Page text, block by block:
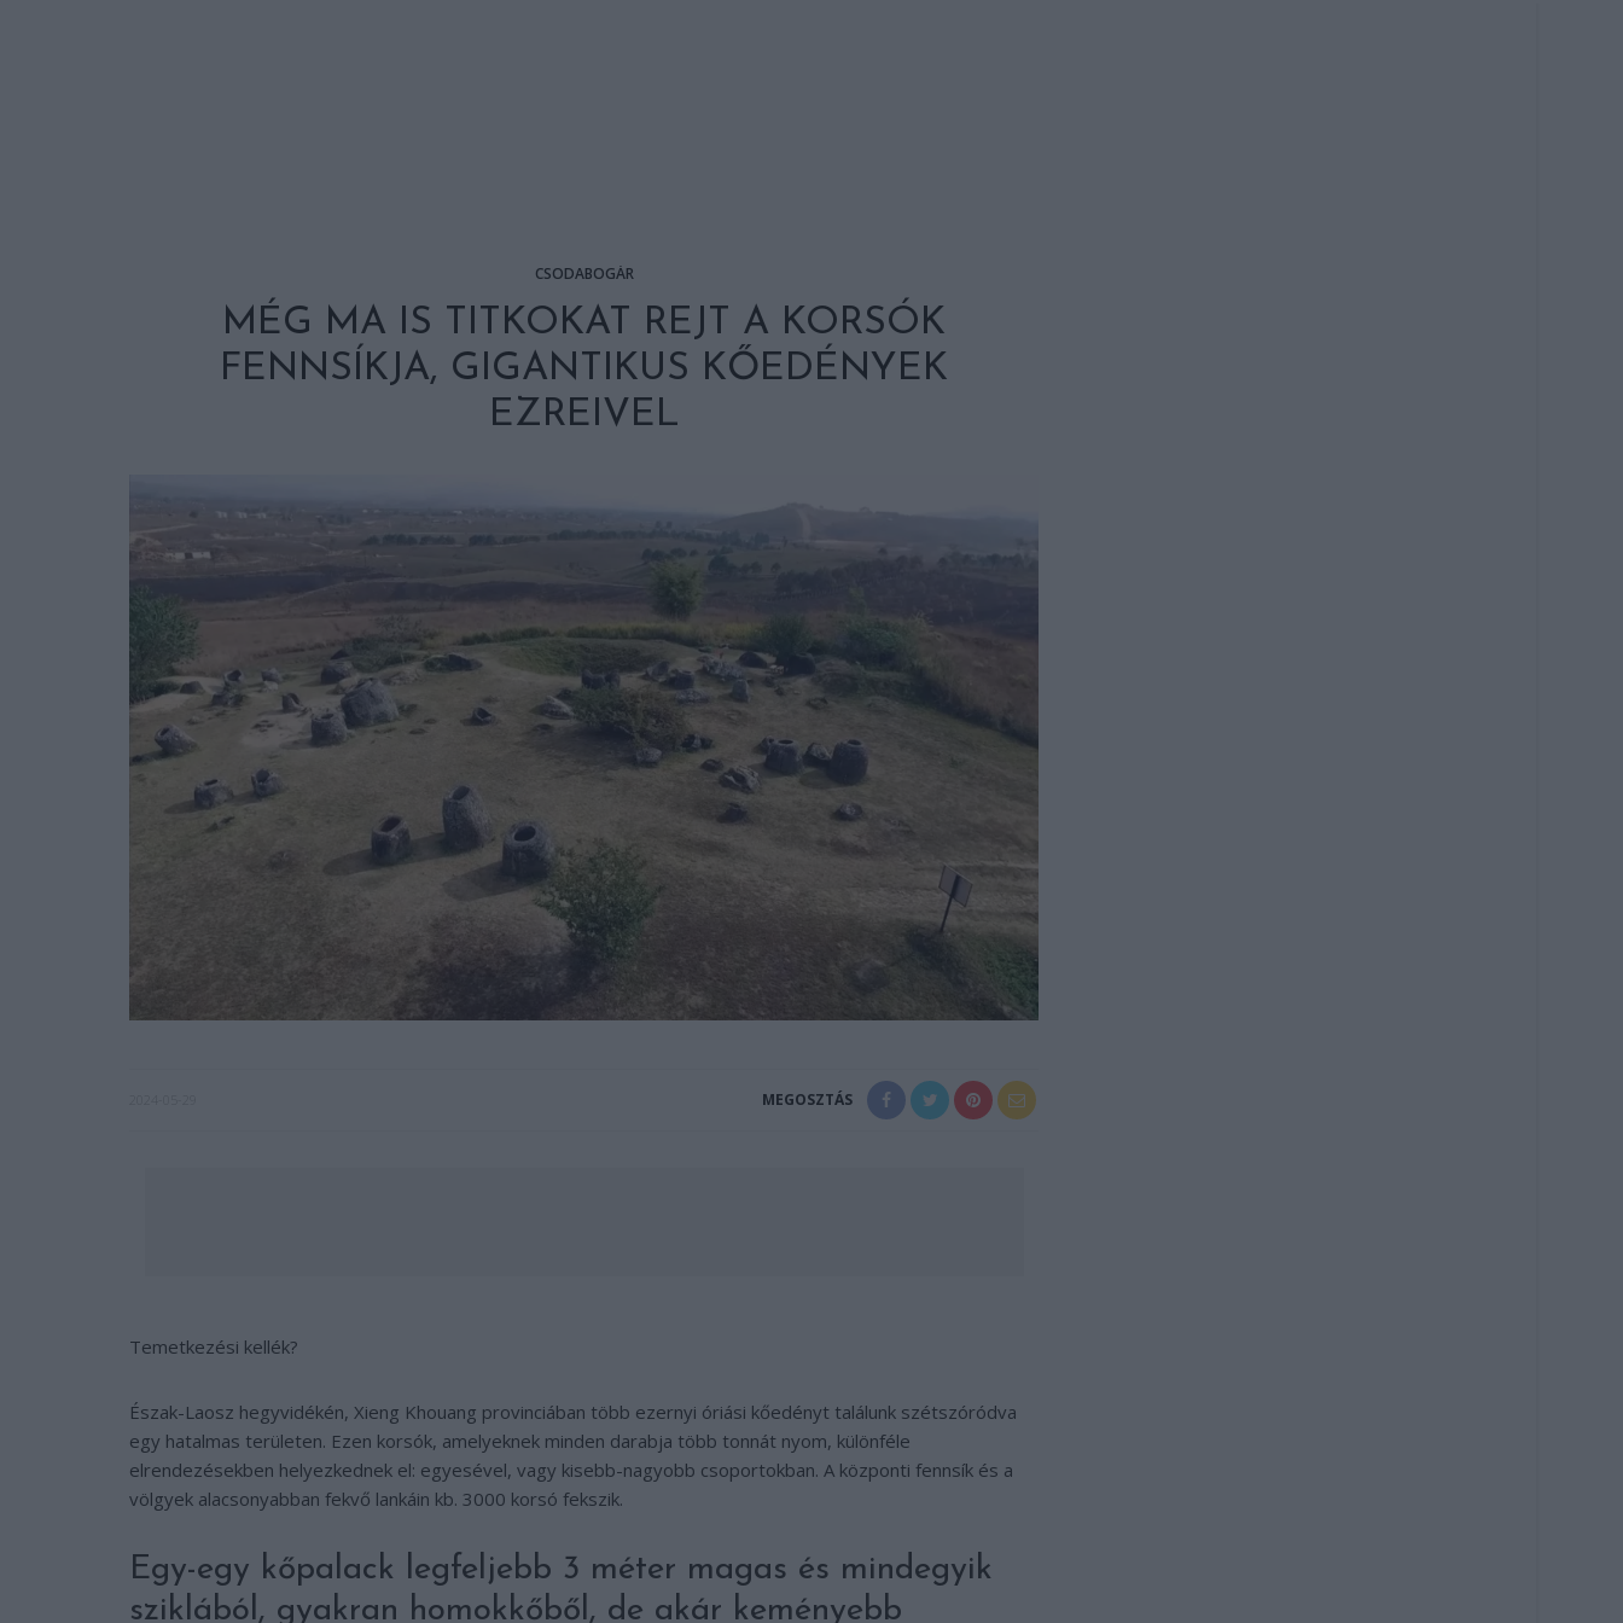
CSODABOGÁR
MÉG MA IS TITKOKAT REJT A KORSÓK
FENNSÍKJA, GIGANTIKUS KŐEDÉNYEK
EZREIVEL
MEGOSZTÁS
Temetkezési kellék?
Észak-Laosz hegyvidékén, Xieng Khouang provinciában több ezernyi óriási kőedényt találunk szétszóródva
egy hatalmas területen. Ezen korsók, amelyeknek minden darabja több tonnát nyom, különféle
elrendezésekben helyezkednek el: egyesével, vagy kisebb-nagyobb csoportokban. A központi fennsík és a
völgyek alacsonyabban fekvő lankáin kb. 3000 korsó fekszik.
Egy-egy kőpalack legfeljebb 3 méter magas és mindegyik
sziklából, gyakran homokkőből, de akár keményebb